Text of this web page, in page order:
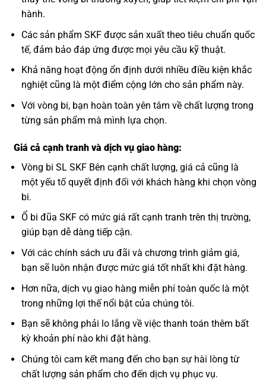
hành.
Các sản phẩm SKF được sản xuất theo tiêu chuẩn quốc
tế, đảm bảo đáp ứng được mọi yêu cầu kỹ thuật.
Khả năng hoạt động ổn định dưới nhiều điều kiện khắc
nghiệt cũng là một điểm cộng lớn cho sản phẩm này.
Với vòng bi, bạn hoàn toàn yên tâm về chất lượng trong
từng sản phẩm mà mình lựa chọn.
Giá cả cạnh tranh và dịch vụ giao hàng:
Vòng bi SL SKF Bên cạnh chất lượng, giá cả cũng là
một yếu tố quyết định đối với khách hàng khi chọn vòng
bi.
Ổ bi đũa SKF có mức giá rất cạnh tranh trên thị trường,
giúp bạn dễ dàng tiếp cận.
Với các chính sách ưu đãi và chương trình giảm giá,
bạn sẽ luôn nhận được mức giá tốt nhất khi đặt hàng.
Hơn nữa, dịch vụ giao hàng miễn phí toàn quốc là một
trong những lợi thế nổi bật của chúng tôi.
Bạn sẽ không phải lo lắng về việc thanh toán thêm bất
kỳ khoản phí nào khi đặt hàng.
Chúng tôi cam kết mang đến cho bạn sự hài lòng từ
chất lượng sản phẩm cho đến dịch vụ phục vụ.